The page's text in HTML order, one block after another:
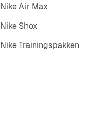
Nike Air Max
Nike Shox
Nike Trainingspakken